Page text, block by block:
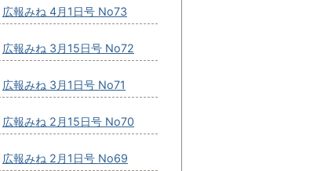
広報みね 4月1日号 No73
広報みね 3月15日号 No72
広報みね 3月1日号 No71
広報みね 2月15日号 No70
広報みね 2月1日号 No69